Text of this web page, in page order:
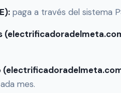
paga a través del sistema
mes.